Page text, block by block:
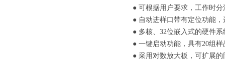
● 可根据用户要求，工作时
● 自动进样口带有定位功能
● 多核、32位嵌入式的硬件
● 一键启动功能，具有20组
● 采用对数放大板，可扩展